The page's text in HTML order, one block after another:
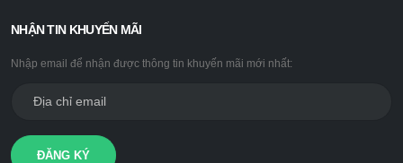
NHẬN TIN KHUYẾN MÃI
Nhập email để nhận được thông tin khuyến mãi mới nhất:
ĐĂNG KÝ